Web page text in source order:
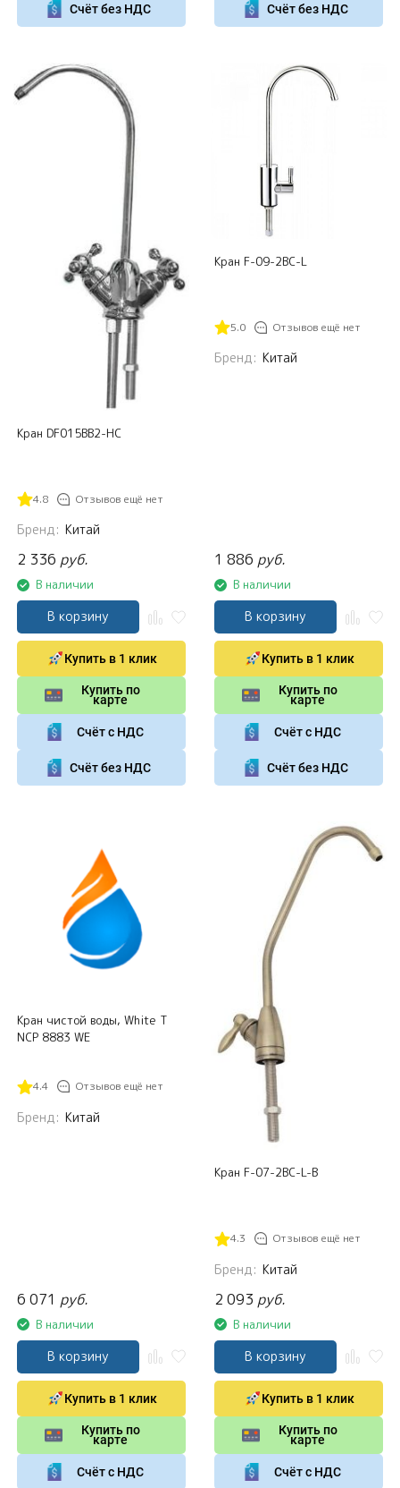
Счёт без НДС Счёт без НДС
Кран DF015BB2-HC
4.8 Отзывов ещё нет
Бренд: Китай
2 336 руб.
В наличии
В корзину
Купить в 1 клик
Купить по
карте
Счёт с НДС
Счёт без НДС
Кран F-09-2BC-L
5.0 Отзывов ещё нет
Бренд: Китай
1 886 руб.
В наличии
В корзину
Купить в 1 клик
Купить по
карте
Счёт с НДС
Счёт без НДС
Кран чистой воды, White Т
NCP 8883 WE
4.4 Отзывов ещё нет
Бренд: Китай
6 071 руб.
В наличии
В корзину
Купить в 1 клик
Купить по
карте
Счёт с НДС
Кран F-07-2BC-L-B
4.3 Отзывов ещё нет
Бренд: Китай
2 093 руб.
В наличии
В корзину
Купить в 1 клик
Купить по
карте
Счёт с НДС